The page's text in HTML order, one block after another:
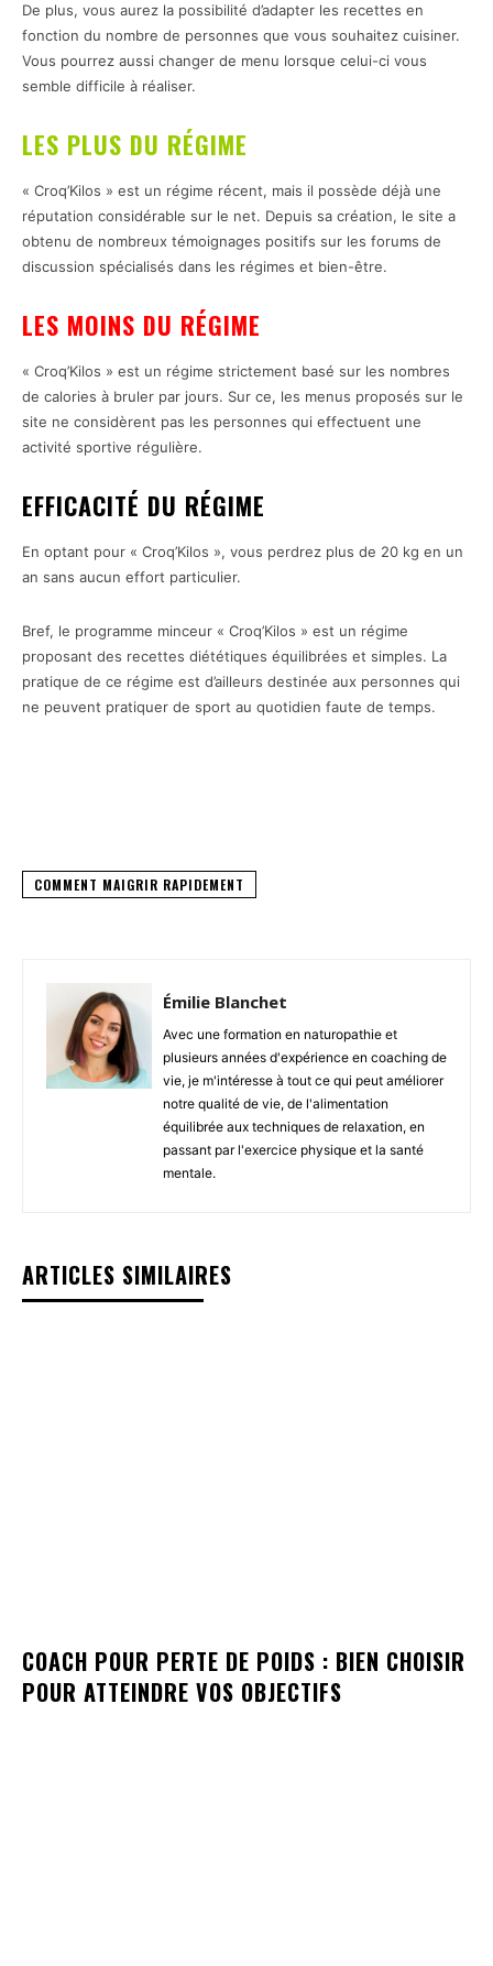
De plus, vous aurez la possibilité d’adapter les recettes en
fonction du nombre de personnes que vous souhaitez cuisiner.
Vous pourrez aussi changer de menu lorsque celui-ci vous
semble difficile à réaliser.
LES PLUS DU RÉGIME
« Croq’Kilos » est un régime récent, mais il possède déjà une
réputation considérable sur le net. Depuis sa création, le site a
obtenu de nombreux témoignages positifs sur les forums de
discussion spécialisés dans les régimes et bien-être.
LES MOINS DU RÉGIME
« Croq’Kilos » est un régime strictement basé sur les nombres
de calories à bruler par jours. Sur ce, les menus proposés sur le
site ne considèrent pas les personnes qui effectuent une
activité sportive régulière.
EFFICACITÉ DU RÉGIME
En optant pour « Croq’Kilos », vous perdrez plus de 20 kg en un
an sans aucun effort particulier.
Bref, le programme minceur « Croq’Kilos » est un régime
proposant des recettes diététiques équilibrées et simples. La
pratique de ce régime est d’ailleurs destinée aux personnes qui
ne peuvent pratiquer de sport au quotidien faute de temps.
COMMENT MAIGRIR RAPIDEMENT
Émilie Blanchet
Avec une formation en naturopathie et
plusieurs années d'expérience en coaching de
vie, je m'intéresse à tout ce qui peut améliorer
notre qualité de vie, de l'alimentation
équilibrée aux techniques de relaxation, en
passant par l'exercice physique et la santé
mentale.
ARTICLES SIMILAIRES
COACH POUR PERTE DE POIDS : BIEN CHOISIR
POUR ATTEINDRE VOS OBJECTIFS